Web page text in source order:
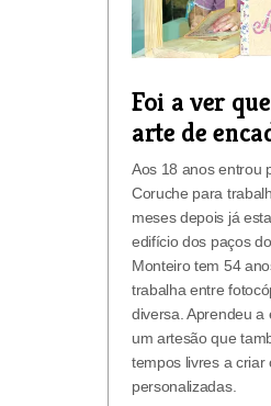
Foi a ver
arte de
Aos 18 anos entrou
Coruche para
meses depois já
edifício dos paços
Monteiro tem 54
trabalha entre
diversa. Aprendeu a
um artesão que
tempos livres a criar
personalizadas.